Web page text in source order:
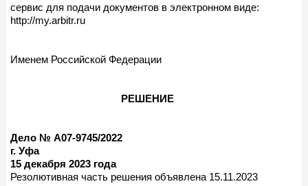
сервис для подачи документов в электронном виде:
http://my.arbitr.ru
Именем Российской Федерации
РЕШЕНИЕ
Дело № А07-9745/2022
г. Уфа
15 декабря 2023 года
Резолютивная часть решения объявлена 15.11.2023